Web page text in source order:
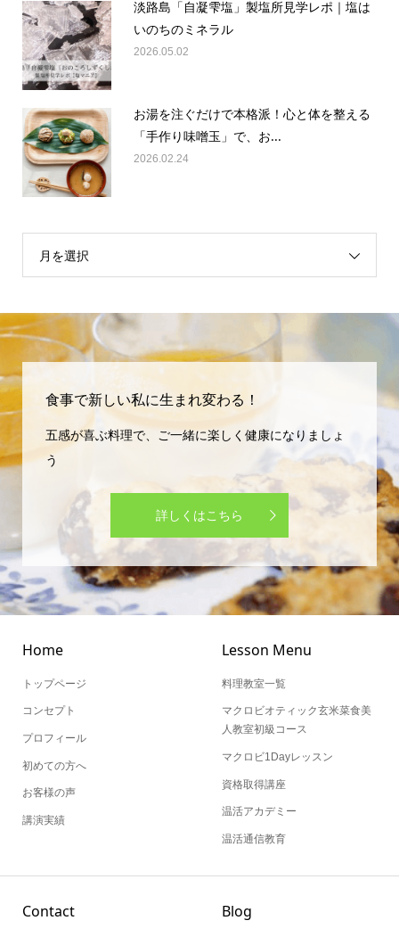
いのちのミネラル
2026.05.02
「手作り味噌玉」で、お...
2026.02.24
月を選択
五感が喜ぶ料理で、ご一緒に楽しく健康になりましょ
う
詳しくはこちら
コンセプト
初めての方へ
お客様の声
講演実績
マクロビオティック玄米菜食美
人教室初級コース
資格取得講座
温活アカデミー
温活通信教育